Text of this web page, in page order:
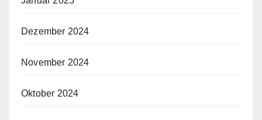
Dezember 2024
November 2024
Oktober 2024